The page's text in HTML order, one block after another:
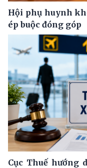
Hội phụ huynh
ép buộc đóng góp
Cục Thuế hướng